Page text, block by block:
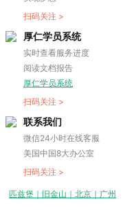
扫码关注 >
厚仁学员系统
实时查看服务进度
阅读文档报告
厚仁学员系统
扫码关注 >
联系我们
微信24小时在线客服
美国中国8大办公室
扫码关注 >
匹兹堡｜旧金山｜北京｜广州